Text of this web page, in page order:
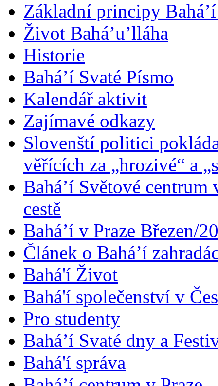
Základní principy
Život Bahá’u’lláha
Historie
Bahá’í Svaté Písmo
Kalendář aktivit
Zajímavé odkazy
Slovenští politici
věřících za „hrozivé“ a
Bahá’í Světové
cestě
Bahá’í v Praze Březen/
Článek o Bahá’í
Bahá'í Život
Bahá'í společenství v
Pro studenty
Bahá’í Svaté dny a
Bahá'í správa